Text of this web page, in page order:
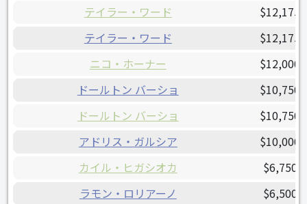
テイラー・ワード
テイラー・ワード
ニコ・ホーナー
ドールトン バーショ
ドールトン バーショ
アドリス・ガルシア
カイル・ヒガシオカ
ラモン・ロリアーノ